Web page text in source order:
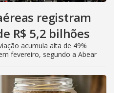
registram
R$ 5,2 bilhões
acumula alta de 49%
fevereiro, segundo a Abear